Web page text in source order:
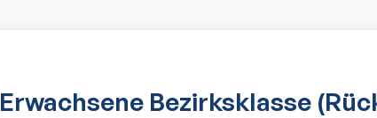
Erwachsene Bezirksklasse